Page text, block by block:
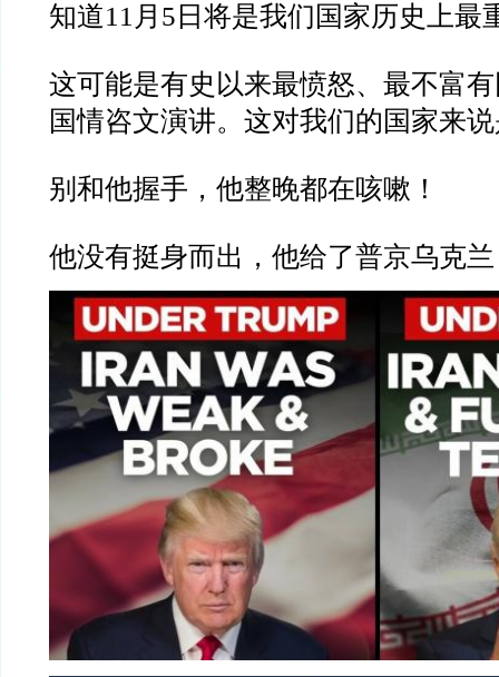
知道11月5日将是我们国家历史上最
这可能是有史以来最愤怒、最不富
国情咨文演讲。这对我们的国家来
别和他握手，他整晚都在咳嗽！
他没有挺身而出，他给了普京乌克